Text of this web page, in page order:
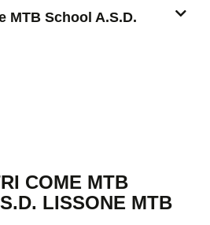
MTB School A.S.D.
COME MTB
LISSONE MTB